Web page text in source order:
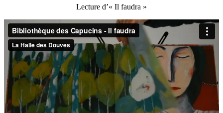
Lecture d’« Il faudra »